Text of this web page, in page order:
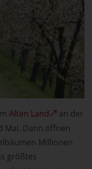
Alten Land
an der
Mai. Dann öffnen
Millionen
größtes